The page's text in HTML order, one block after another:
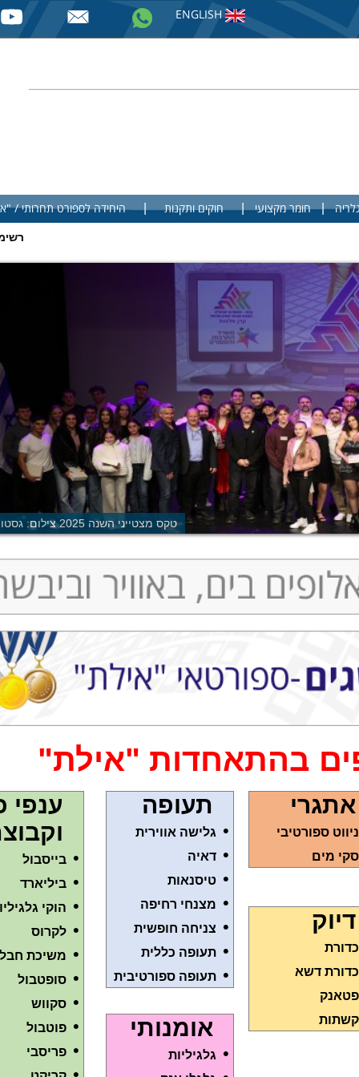
ENGLISH
| חומר מקצועי | חוקים ותקנות | היחידה לספורט תחרותי /
טקס מצטייני השנה 2025 צילום: גסטון קוריאל
בהתאחדות "אילת"
אתגרי
ניווט ספורטיבי
סקי מים
דיוק
כדורת
כדורת דשא
פטאנק
קשתות
תעופה
• גלישה אווירית
• דאיה
• טיסנאות
• מצנחי רחיפה
• צניחה חופשית
• תעופה כללית
• תעופה ספורטיבית
אומנותי
• גלגיליות
ענפי
• בייסבול
• ביליארד
• הוקי
• לקרוס
• משיכת חבל
• סופטבול
• סקווש
• פוטבול
• פריסבי